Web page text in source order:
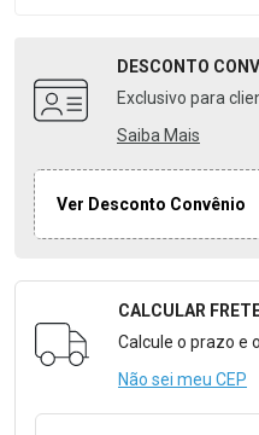
DESCONTO
Exclusivo para
Saiba Mais
Ver Desconto Convênio
Formulário para
CALCULAR
Calcule o prazo e
Não sei meu CEP